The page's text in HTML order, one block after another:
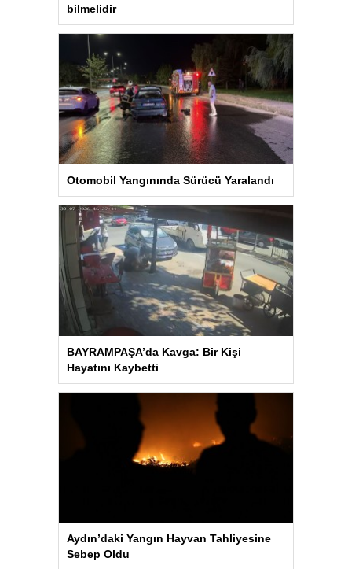
bilmelidir
Otomobil Yangınında Sürücü Yaralandı
BAYRAMPAŞA’da Kavga: Bir Kişi
Hayatını Kaybetti
Aydın’daki Yangın Hayvan Tahliyesine
Sebep Oldu